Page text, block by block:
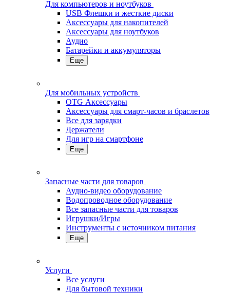
Для компьютеров и ноутбуков
USB Флешки и жесткие диски
Аксессуары для накопителей
Аксессуары для ноутбуков
Аудио
Батарейки и аккумуляторы
Еще
Для мобильных устройств
OTG Аксессуары
Аксессуары для смарт-часов и браслетов
Все для зарядки
Держатели
Для игр на смартфоне
Еще
Запасные части для товаров
Аудио-видео оборудование
Водопроводное оборудование
Все запасные части для товаров
Игрушки/Игры
Инструменты с источником питания
Еще
Услуги
Все услуги
Для бытовой техники